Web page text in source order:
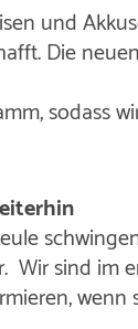
und
Die
sodass
Wir sind im